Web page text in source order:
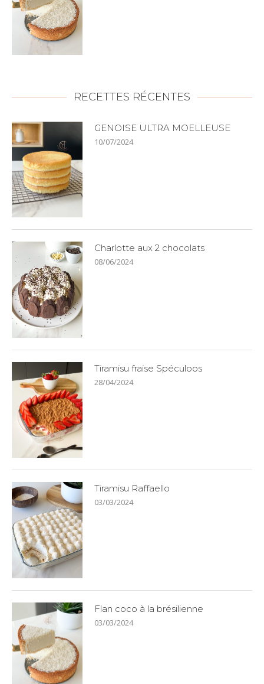
RECETTES RÉCENTES
GENOISE ULTRA MOELLEUSE
10/07/2024
Charlotte aux 2 chocolats
08/06/2024
Tiramisu fraise Spéculoos
28/04/2024
Tiramisu Raffaello
03/03/2024
Flan coco à la brésilienne
03/03/2024